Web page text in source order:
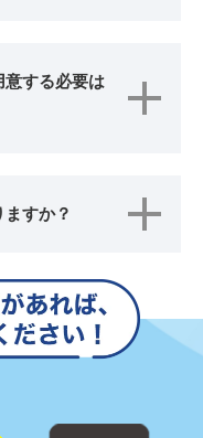
意する必要は
すか？